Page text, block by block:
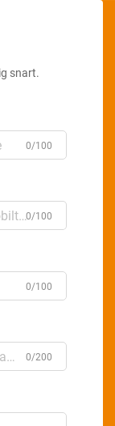
snart.
0/100
0/100
0/100
0/200